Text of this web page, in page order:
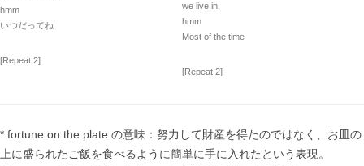
hmm
いつだってね
[Repeat 2]
we live in,
hmm
Most of the time
[Repeat 2]
* fortune on the plate の意味：努力して財産を得たのではなく、お皿の
上に盛られたご飯を食べるように簡単に手に入れたという表現。